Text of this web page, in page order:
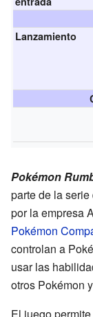
Lanzamiento
Pokémon
parte de la
por la empresa
Pokémon
controlan a
usar las
otros Pokémon
El juego